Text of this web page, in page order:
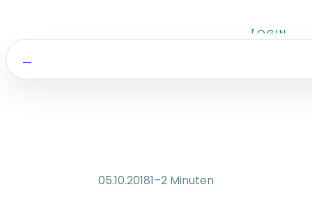
LOGIN
05.10.20181–2 Minuten